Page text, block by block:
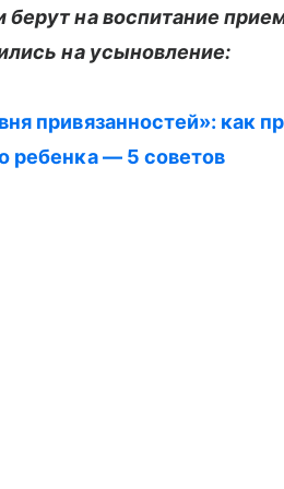
на воспитание
на усыновление:
привязанностей»: как
ребенка — 5 советов